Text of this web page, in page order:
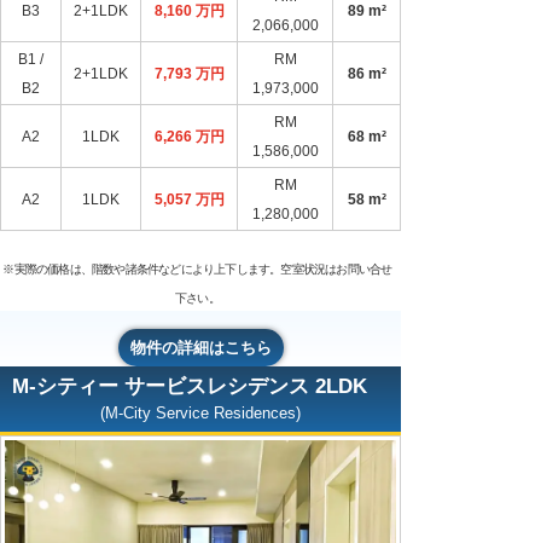
B3 2+1LDK 8,160 万円
2,066,000
89 m²
B1 /
B2
2+1LDK 7,793 万円
RM
1,973,000
86 m²
A2 1LDK 6,266 万円
RM
1,586,000
68 m²
A2 1LDK 5,057 万円
RM
1,280,000
58 m²
※実際の価格は、階数や諸条件などにより上下します。空室状況はお問い合せ
下さい。
物件の詳細はこちら
M-シティー サービスレシデンス 2LDK
(M-City Service Residences)